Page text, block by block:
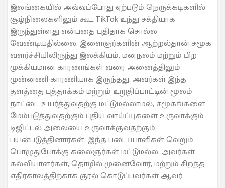
இலங்கையில் அவ்வப்போது ஏற்படும் நெருக்கடிகளில்
சூழ்நிலைகளிலும் கூட TikTok உந்து சக்தியாக
இருந்துள்ளது என்பதை புதிதாக சொல்ல
வேண்டியதில்லை. இளைஞர்களின் ஆற்றல்தான் சமூக
வளர்ச்சியிலிருந்து இலக்கியம், மனநலம் மற்றும் பிற
முக்கியமான காரணங்கள் வரை அனைத்திலும்
முன்னணி காரணியாக இருந்தது. அவர்கள் இந்த
தளத்தை புத்தாக்கம் மற்றும் உறுதிப்பாட்டின் மூலம்
நாட்டை உயர்த்துவதற்கு மட்டுமல்லாமல், சமூகங்களை
மேம்படுத்துவதற்கும் புதிய வாய்ப்புகளை உருவாக்கும்
டிஜிட்டல் அலையை உருவாக்குவதற்கும்
பயன்படுத்தினார்கள். இந்த படைப்பாளிகள் வெறும்
பொழுதுபோக்கு கலைஞர்கள் மட்டுமல்ல. அவர்கள்
கல்வியாளர்கள், தொழில் முனைவோர், மற்றும் சிறந்த
எதிர்காலத்திற்காக குரல் கொடுப்பவர்கள் ஆவர்.